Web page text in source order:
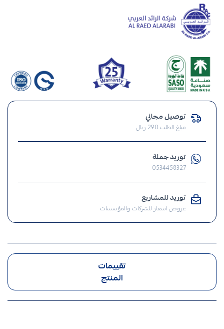
افياش
مفتاح
توصيل مجاني
مبلغ الطلب 290 ريال
توريد جملة
0534458327
توريد للمشاريع
عروض اسعار للشركات والمؤسسات
تقييمات
المنتج